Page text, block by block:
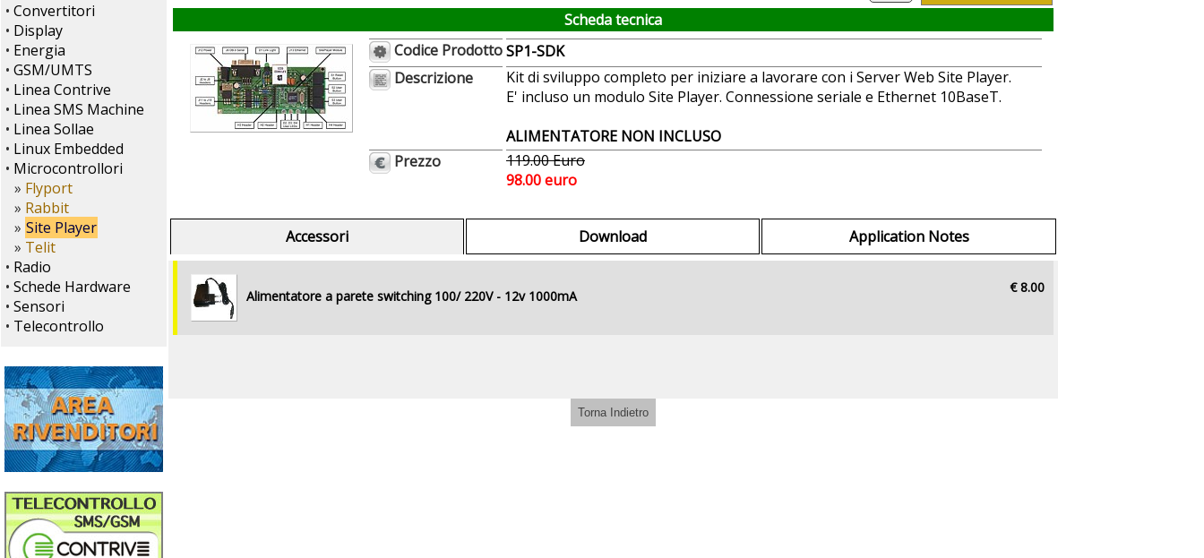
• Convertitori
• Display
• Energia
• GSM/UMTS
• Linea Contrive
• Linea SMS Machine
• Linea Sollae
• Linux Embedded
• Microcontrollori
» Flyport
» Rabbit
» Site Player
» Telit
• Radio
• Schede Hardware
• Sensori
• Telecontrollo
Scheda tecnica
Codice ProdottoSP1-SDK
Descrizione
Kit di sviluppo completo per iniziare a lavorare con i Server Web Site Player.
E' incluso un modulo Site Player. Connessione seriale e Ethernet 10BaseT.
ALIMENTATORE NON INCLUSO
Prezzo
119.00 Euro
98.00 euro
Accessori Download Application Notes
Alimentatore a parete switching 100/ 220V - 12v 1000mA
€ 8.00